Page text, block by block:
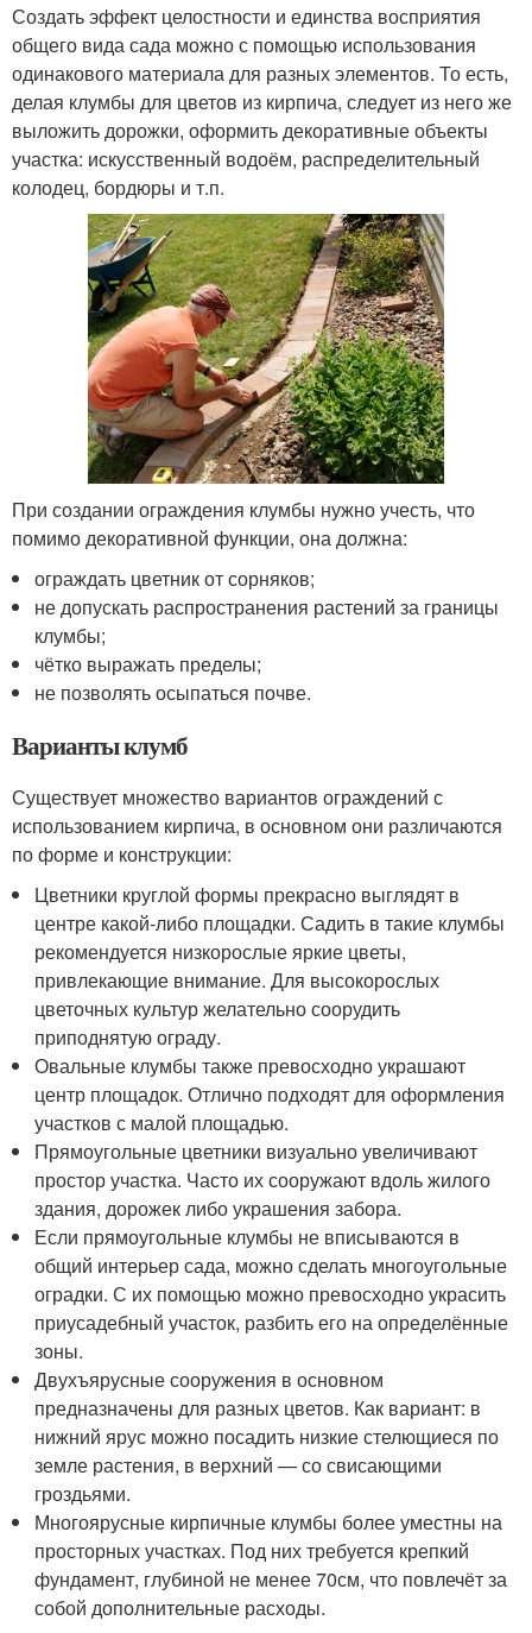
Создать эффект целостности и единства восприятия
общего вида сада можно с помощью использования
одинакового материала для разных элементов. То есть,
делая клумбы для цветов из кирпича, следует из него же
выложить дорожки, оформить декоративные объекты
участка: искусственный водоём, распределительный
колодец, бордюры и т.п.
При создании ограждения клумбы нужно учесть, что
помимо декоративной функции, она должна:
ограждать цветник от сорняков;
не допускать распространения растений за границы
клумбы;
чётко выражать пределы;
не позволять осыпаться почве.
Варианты клумб
Существует множество вариантов ограждений с
использованием кирпича, в основном они различаются
по форме и конструкции:
Цветники круглой формы прекрасно выглядят в
центре какой-либо площадки. Садить в такие клумбы
рекомендуется низкорослые яркие цветы,
привлекающие внимание. Для высокорослых
цветочных культур желательно соорудить
приподнятую ограду.
Овальные клумбы также превосходно украшают
центр площадок. Отлично подходят для оформления
участков с малой площадью.
Прямоугольные цветники визуально увеличивают
простор участка. Часто их сооружают вдоль жилого
здания, дорожек либо украшения забора.
Если прямоугольные клумбы не вписываются в
общий интерьер сада, можно сделать многоугольные
оградки. С их помощью можно превосходно украсить
приусадебный участок, разбить его на определённые
зоны.
Двухъярусные сооружения в основном
предназначены для разных цветов. Как вариант: в
нижний ярус можно посадить низкие стелющиеся по
земле растения, в верхний — со свисающими
гроздьями.
Многоярусные кирпичные клумбы более уместны на
просторных участках. Под них требуется крепкий
фундамент, глубиной не менее 70см, что повлечёт за
собой дополнительные расходы.